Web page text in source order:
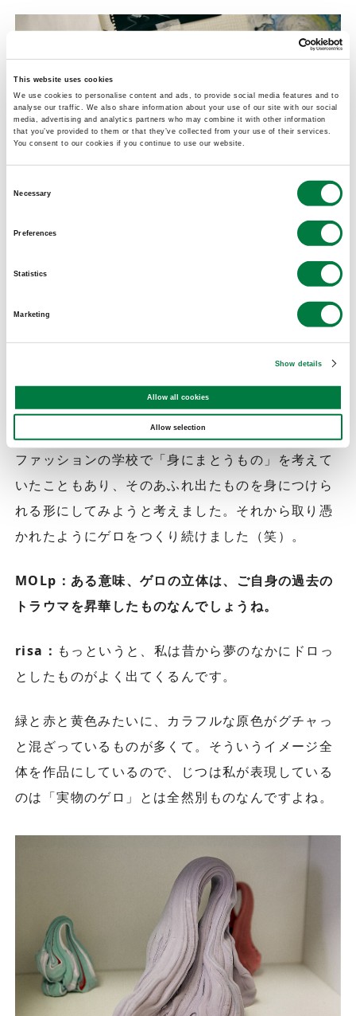
This website uses cookies
We use cookies to personalise content and ads, to provide social media features and to
analyse our traffic. We also share information about your use of our site with our social
media, advertising and analytics partners who may combine it with other information
that you’ve provided to them or that they’ve collected from your use of their services.
You consent to our cookies if you continue to use our website.
Necessary
Preferences
Statistics
Marketing
Show details
Allow all cookies
Allow selection
MOLp：色味も全体的に暗く、孤独感を感じる絵で
risa：ただ、それをパッと立体作品にしてみたら、
自分の喉元に詰まっていたものを取ってあげたよう
な、ホッとした気持ちになって。悪夢を作品化する
ことで、すごくポジティブになれたんですよ。
ファッションの学校で「身にまとうもの」を考えて
いたこともあり、そのあふれ出たものを身につけら
れる形にしてみようと考えました。それから取り憑
かれたようにゲロをつくり続けました（笑）。
MOLp：ある意味、ゲロの立体は、ご自身の過去の
トラウマを昇華したものなんでしょうね。
risa： もっというと、私は昔から夢のなかにドロっ
としたものがよく出てくるんです。
緑と赤と黄色みたいに、カラフルな原色がグチャっ
と混ざっているものが多くて。そういうイメージ全
体を作品にしているので、じつは私が表現している
のは「実物のゲロ」とは全然別ものなんですよね。